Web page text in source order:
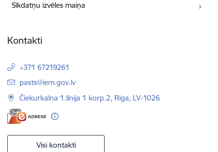
Sīkdatņu izvēles maiņa
Kontakti
+371 67219261
E-pasts:
pasts@iem.gov.lv
Čiekurkalna 1.līnija 1 korp.2, Rīga, LV-1026
Visi kontakti